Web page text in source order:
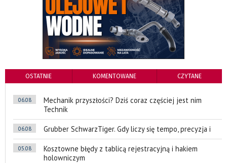
OSTATNIE KOMENTOWANE CZYTANE
06.08
Mechanik przyszłości? Dziś coraz częściej jest nim
Technik
06.08 Grubber SchwarzTiger. Gdy liczy się tempo, precyzja i
05.08
Kosztowne błędy z tablicą rejestracyjną i hakiem
holowniczym